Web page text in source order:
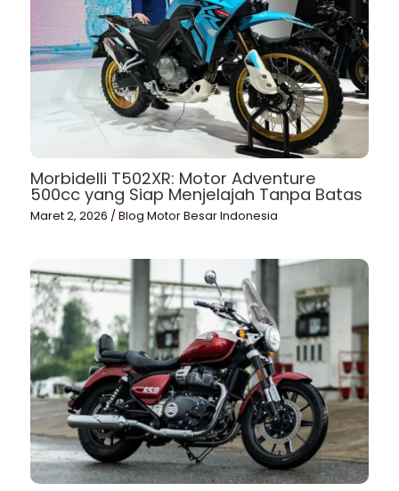
Morbidelli T502XR: Motor Adventure
500cc yang Siap Menjelajah Tanpa Batas
Maret 2, 2026 /Blog Motor Besar Indonesia